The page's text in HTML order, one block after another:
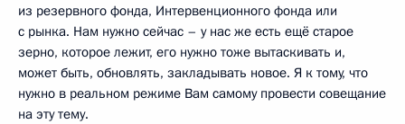
из резервного фонда, Интервенционного фонда или
с рынка. Нам нужно сейчас – у нас же есть ещё старое
зерно, которое лежит, его нужно тоже вытаскивать и,
может быть, обновлять, закладывать новое. Я к тому, что
нужно в реальном режиме Вам самому провести совещание
на эту тему.